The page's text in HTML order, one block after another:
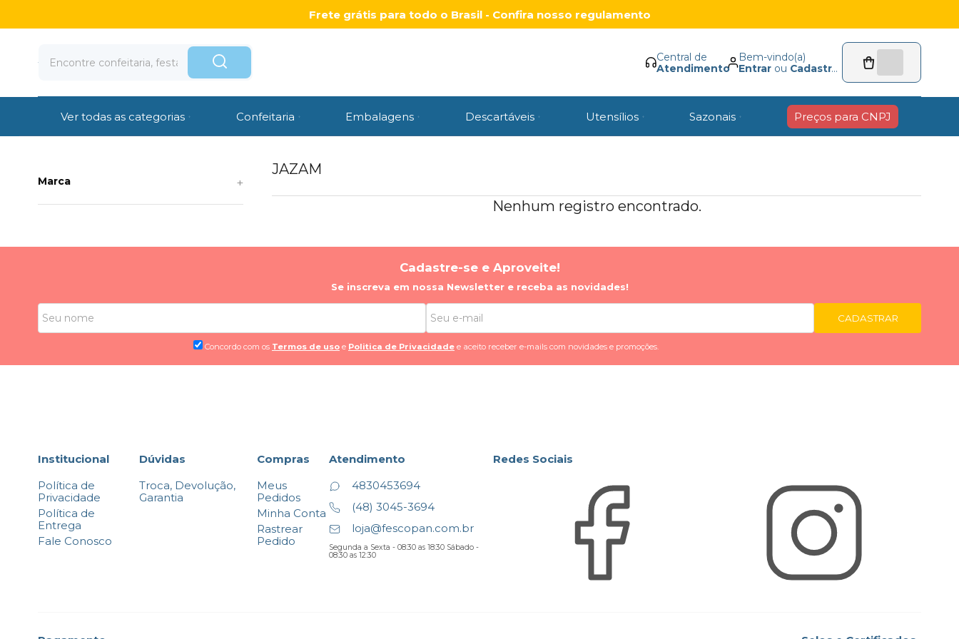
Frete grátis para todo o Brasil - Confira nosso regulamento
Central de
Atendimento
Bem-vindo(a)
Entrar ou Cadastrar
Ver todas as categorias Confeitaria Embalagens Descartáveis Utensílios Sazonais Preços para CNPJ
Marca
JAZAM
Nenhum registro encontrado.
Cadastre-se e Aproveite!
Se inscreva em nossa Newsletter e receba as novidades!
Concordo com os Termos de uso e Politica de Privacidade e aceito receber e-mails com novidades e promoções.
CADASTRAR
Institucional
Política de
Privacidade
Política de
Entrega
Fale Conosco
Dúvidas
Troca, Devolução,
Garantia
Compras
Meus
Pedidos
Minha Conta
Rastrear
Pedido
Atendimento
4830453694
(48) 3045-3694
loja@fescopan.com.br
Segunda a Sexta - 08:30 as 18:30 Sábado -
08:30 as 12:30
Redes Sociais